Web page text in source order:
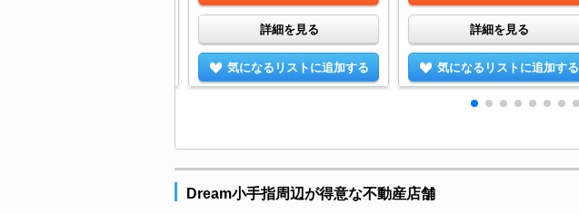
詳細を見る
気になるリストに追加する
詳細を見る
気になるリストに追加する
Dream小手指周辺が得意な不動産店舗